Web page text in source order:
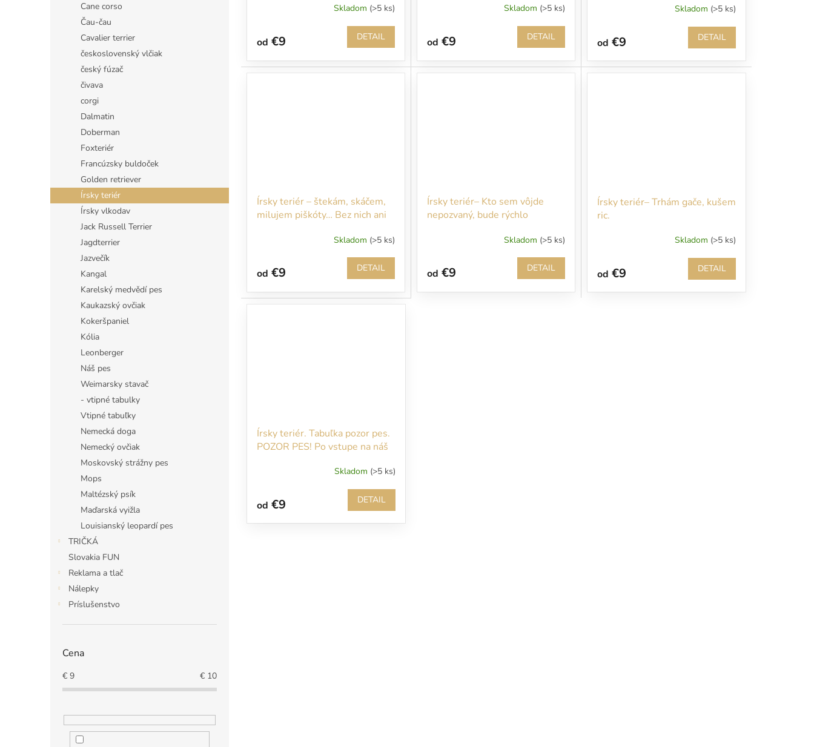
Cane corso
Čau-čau
Cavalier terrier
československý vlčiak
český fúzač
čivava
corgi
Dalmatin
Doberman
Foxteriér
Francúzsky buldoček
Golden retriever
Írsky teriér
Írsky vlkodav
Jack Russell Terrier
Jagdterrier
Jazvečík
Kangal
Karelský medvědí pes
Kaukazský ovčiak
Kokeršpaniel
Kólia
Leonberger
Náš pes
Weimarsky stavač
- vtipné tabulky
Vtipné tabuľky
Nemecká doga
Nemecký ovčiak
Moskovský strážny pes
Mops
Maltézský psík
Maďarská vyižla
Louisianský leopardí pes
TRIČKÁ
Slovakia FUN
Reklama a tlač
Nálepky
Príslušenstvo
Cena
€ 9 € 10
Skladom (>5 ks)
od €9 DETAIL
Skladom (>5 ks)
od €9 DETAIL
Skladom (>5 ks)
od €9 DETAIL
Írsky teriér – štekám, skáčem,
milujem piškóty… Bez nich ani
Skladom (>5 ks)
od €9 DETAIL
Írsky teriér– Kto sem vôjde
nepozvaný, bude rýchlo
Skladom (>5 ks)
od €9 DETAIL
Írsky teriér– Trhám gače, kušem
ric.
Skladom (>5 ks)
od €9 DETAIL
Írsky teriér. Tabuľka pozor pes.
POZOR PES! Po vstupe na náš
okamžite venovať!Skladom (>5 ks)
od €9 DETAIL